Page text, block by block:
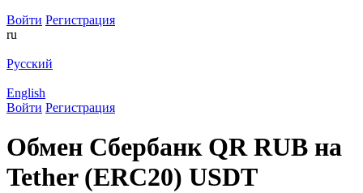
Войти Регистрация
ru
Русский
English
Войти Регистрация
Обмен Сбербанк QR RUB на
Tether (ERC20) USDT